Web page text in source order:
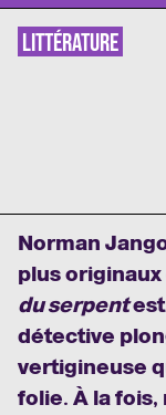
LITTÉRATURE
Norman
plus originaux
du serpentest
détective
vertigineuse
folie. À la